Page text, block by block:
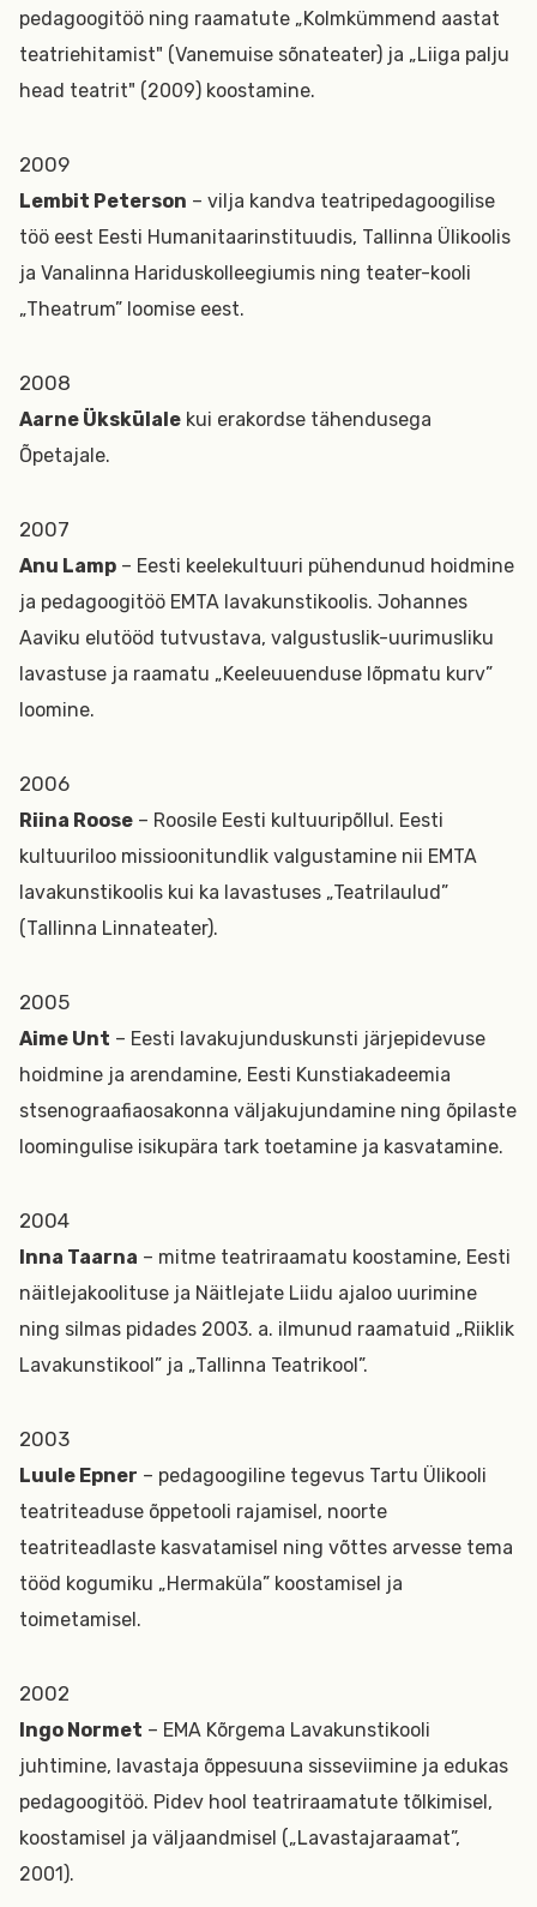
pedagoogitöö ning raamatute „Kolmkümmend aastat
teatriehitamist" (Vanemuise sõnateater) ja „Liiga palju
head teatrit" (2009) koostamine.
2009
Lembit Peterson – vilja kandva teatripedagoogilise
töö eest Eesti Humanitaarinstituudis, Tallinna Ülikoolis
ja Vanalinna Hariduskolleegiumis ning teater-kooli
„Theatrum” loomise eest.
2008
Aarne Ükskülale kui erakordse tähendusega
Õpetajale.
2007
Anu Lamp – Eesti keelekultuuri pühendunud hoidmine
ja pedagoogitöö EMTA lavakunstikoolis. Johannes
Aaviku elutööd tutvustava, valgustuslik-uurimusliku
lavastuse ja raamatu „Keeleuuenduse lõpmatu kurv”
loomine.
2006
Riina Roose – Roosile Eesti kultuuripõllul. Eesti
kultuuriloo missioonitundlik valgustamine nii EMTA
lavakunstikoolis kui ka lavastuses „Teatrilaulud”
(Tallinna Linnateater).
2005
Aime Unt – Eesti lavakujunduskunsti järjepidevuse
hoidmine ja arendamine, Eesti Kunstiakadeemia
stsenograafiaosakonna väljakujundamine ning õpilaste
loomingulise isikupära tark toetamine ja kasvatamine.
2004
Inna Taarna – mitme teatriraamatu koostamine, Eesti
näitlejakoolituse ja Näitlejate Liidu ajaloo uurimine
ning silmas pidades 2003. a. ilmunud raamatuid „Riiklik
Lavakunstikool” ja „Tallinna Teatrikool”.
2003
Luule Epner – pedagoogiline tegevus Tartu Ülikooli
teatriteaduse õppetooli rajamisel, noorte
teatriteadlaste kasvatamisel ning võttes arvesse tema
tööd kogumiku „Hermaküla” koostamisel ja
toimetamisel.
2002
Ingo Normet – EMA Kõrgema Lavakunstikooli
juhtimine, lavastaja õppesuuna sisseviimine ja edukas
pedagoogitöö. Pidev hool teatriraamatute tõlkimisel,
koostamisel ja väljaandmisel („Lavastajaraamat”,
2001).